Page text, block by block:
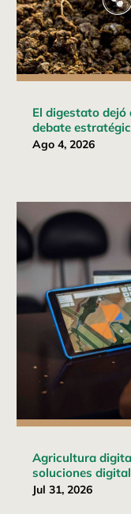
El digestato dejó
debate
Ago 4, 2026
Agricultura
soluciones
Jul 31, 2026